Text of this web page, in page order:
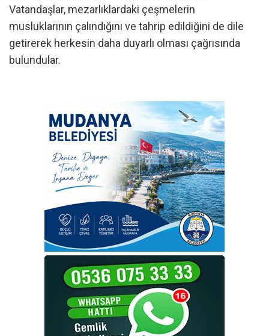
Vatandaşlar, mezarlıklardaki çeşmelerin
musluklarının çalındığını ve tahrip edildiğini de dile
getirerek herkesin daha duyarlı olması çağrısında
bulundular.